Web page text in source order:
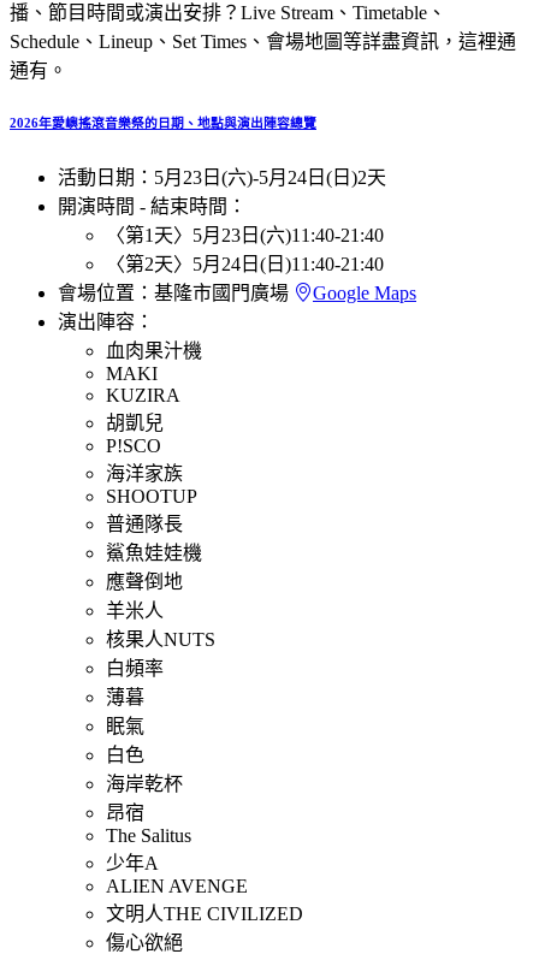
播、節目時間或演出安排？Live Stream、Timetable、
Schedule、Lineup、Set Times、會場地圖等詳盡資訊，這裡通
通有。
2026年愛嶼搖滾音樂祭的日期、地點與演出陣容總覽
活動日期： 5月23日(六)-5月24日(日)2天
開演時間 - 結束時間：
〈第1天〉 5月23日(六)11:40-21:40
〈第2天〉 5月24日(日)11:40-21:40
會場位置： 基隆市國門廣場
Google Maps
演出陣容：
血肉果汁機
MAKI
KUZIRA
胡凱兒
P!SCO
海洋家族
SHOOTUP
普通隊長
鯊魚娃娃機
應聲倒地
羊米人
核果人NUTS
白頻率
薄暮
眠氣
白色
海岸乾杯
昂宿
The Salitus
少年A
ALIEN AVENGE
文明人THE CIVILIZED
傷心欲絕